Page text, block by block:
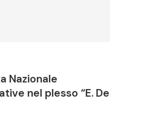
Nazionale
nel plesso “E. De